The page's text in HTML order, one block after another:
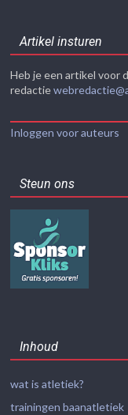
Artikel insturen
Heb je een artikel voor
redactie
Inloggen voor auteurs
Steun ons
Inhoud
wat is atletiek?
trainingen baanatletiek